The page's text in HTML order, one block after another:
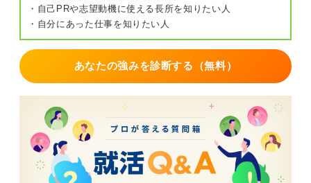
まり考えておらず、表面的な待遇で入社先を選んでしま
うと、後で悔やむ人は多いでしょう。
とらわれず、将来はそこの会社で長く勤めている先輩方
0
・自己PRや志望動機に使える長所を知りたい人
・自分にあった仕事を知りたい人
あなたの強みを診断する（無料）